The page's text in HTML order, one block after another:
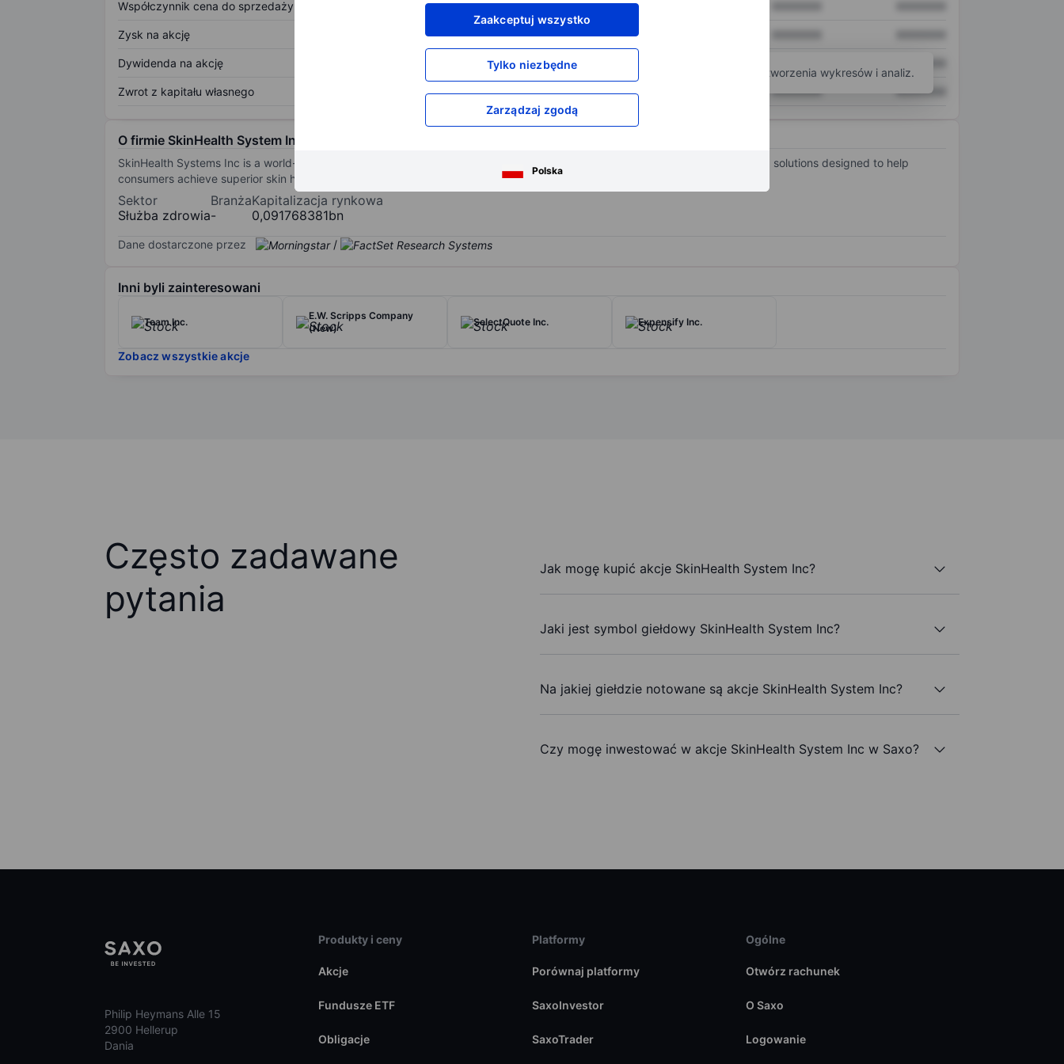
Zaakceptuj wszystko
Tylko niezbędne
Zarządzaj zgodą
Polska
Współczynnik cena do sprzedaży XXXXXXX
Zysk na akcję XXXXXXX
Dywidenda na akcję XXXXXXX
Zwrot z kapitału własnego XXXXXXX XXXXXXX XXXXXXX
Otwórz kontoaby uzyskać dostęp do większej ilości narzędzi do tworzenia wykresów i analiz.
O firmie SkinHealth System Inc
SkinHealth Systems Inc is a world-wide medical aesthetics company delivering an integrated ecosystem of clinically validated solutions designed to help
consumers achieve superior skin health and support the success of providers. Its brands are Hydrafacial and SkinStylus.
Sektor
Służba zdrowia
Branża
-
Kapitalizacja rynkowa
0,091768381bn
Dane dostarczone przez /
Inni byli zainteresowani
Team Inc.
E.W. Scripps Company
(New)
SelectQuote Inc. Expensify Inc.
Zobacz wszystkie akcje
Często zadawane
pytania
Jak mogę kupić akcje SkinHealth System Inc?
Jaki jest symbol giełdowy SkinHealth System Inc?
Na jakiej giełdzie notowane są akcje SkinHealth System Inc?
Czy mogę inwestować w akcje SkinHealth System Inc w Saxo?
Philip Heymans Alle 15
2900 Hellerup
Dania
Produkty i ceny
Akcje
Fundusze ETF
Obligacje
Platformy
Porównaj platformy
SaxoInvestor
SaxoTrader
Ogólne
Otwórz rachunek
O Saxo
Logowanie